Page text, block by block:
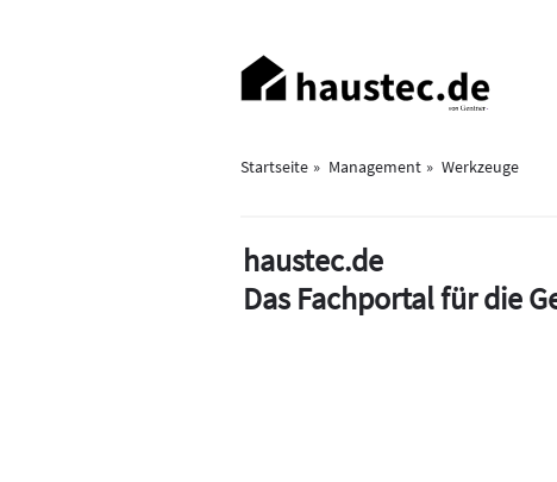
Haupt-
Navigation
Startseite Management
Werkzeuge
haustec.de
Das Fachportal für die